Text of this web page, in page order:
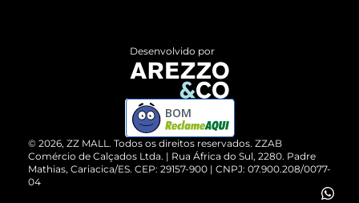
ZZ MALL é confiável
Cartão Presente
Vendas Corporativas
Devolução do Produto
Compre pelo WhatsApp
© 2026, ZZ MALL. Todos os direitos reservados. ZZAB
Comércio de Calçados Ltda. | Rua África do Sul, 2280. Padre
Mathias, Cariacica/ES. CEP: 29157-900 | CNPJ: 07.900.208/0077-
04
Desenvolvido por
BOM